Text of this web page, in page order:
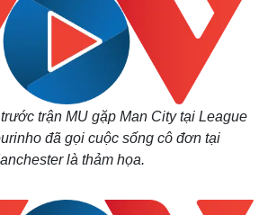
trận MU gặp Man City tại League
đã gọi cuộc sống cô đơn tại
là thảm họa.